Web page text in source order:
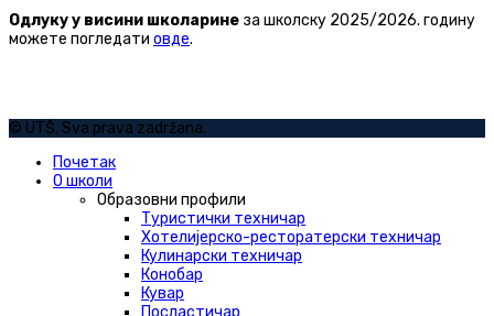
Одлуку у висини школарине за школску 2025/2026. годину
можете погледати овде.
© UTŠ. Sva prava zadržana.
Почетак
О школи
Образовни профили
Туристички техничар
Хотелијерско-ресторатерски техничар
Кулинарски техничар
Конобар
Кувар